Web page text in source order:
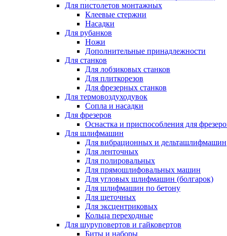
Для пистолетов монтажных
Клеевые стержни
Насадки
Для рубанков
Ножи
Дополнительные принадлежности
Для станков
Для лобзиковых станков
Для плиткорезов
Для фрезерных станков
Для термовоздуходувок
Сопла и насадки
Для фрезеров
Оснастка и приспособления для
Для шлифмашин
Для вибрационных и дельташлифмашин
Для ленточных
Для полировальных
Для прямошлифовальных машин
Для угловых шлифмашин (болгарок)
Для шлифмашин по бетону
Для щеточных
Для эксцентриковых
Кольца переходные
Для шуруповертов и гайковертов
Биты и наборы